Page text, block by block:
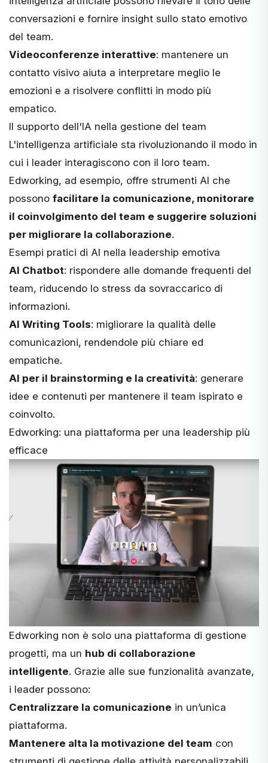
conversazioni e fornire insight sullo stato emotivo
del team.
Videoconferenze interattive: mantenere un
contatto visivo aiuta a interpretare meglio le
emozioni e a risolvere conflitti in modo più
empatico.
Il supporto dell'IA nella gestione del team
L'intelligenza artificiale sta rivoluzionando il modo in
cui i leader interagiscono con il loro team.
Edworking, ad esempio, offre strumenti AI che
possono facilitare la comunicazione, monitorare
il coinvolgimento del team e suggerire soluzioni
per migliorare la collaborazione​.
Esempi pratici di AI nella leadership emotiva
AI Chatbot: rispondere alle domande frequenti del
team, riducendo lo stress da sovraccarico di
informazioni.
AI Writing Tools: migliorare la qualità delle
comunicazioni, rendendole più chiare ed
empatiche.
AI per il brainstorming e la creatività: generare
idee e contenuti per mantenere il team ispirato e
coinvolto.
Edworking: una piattaforma per una leadership più
efficace
Edworking non è solo una piattaforma di gestione
progetti, ma un hub di collaborazione
intelligente. Grazie alle sue funzionalità avanzate,
i leader possono:
Centralizzare la comunicazione in un’unica
piattaforma.
Mantenere alta la motivazione del team con